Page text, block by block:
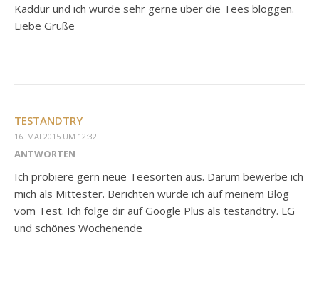
Kaddur und ich würde sehr gerne über die Tees bloggen.
Liebe Grüße
TESTANDTRY
16. MAI 2015 UM 12:32
ANTWORTEN
Ich probiere gern neue Teesorten aus. Darum bewerbe ich
mich als Mittester. Berichten würde ich auf meinem Blog
vom Test. Ich folge dir auf Google Plus als testandtry. LG
und schönes Wochenende